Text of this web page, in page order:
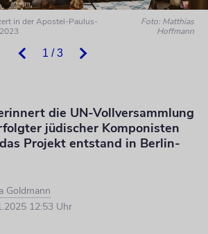
1 / 3
in der Apostel-Paulus-
Foto: Matthias
Hoffmann
die UN-Vollversammlung
jüdischer Komponisten
Projekt entstand in Berlin-
Goldmann
12:53 Uhr